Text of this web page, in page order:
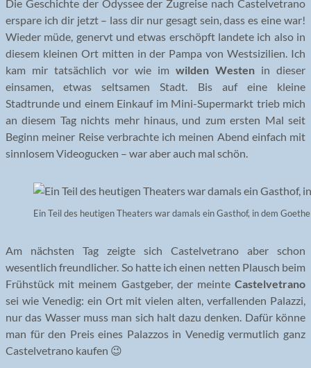
Die Geschichte der Odyssee der Zugreise nach Castelvetrano
erspare ich dir jetzt – lass dir nur gesagt sein, dass es eine war!
Wieder müde, genervt und etwas erschöpft landete ich also in
diesem kleinen Ort mitten in der Pampa von Westsizilien. Ich
kam mir tatsächlich vor wie im wilden Westen in dieser
einsamen, etwas seltsamen Stadt. Bis auf eine kleine
Stadtrunde und einem Einkauf im Mini-Supermarkt trieb mich
an diesem Tag nichts mehr hinaus, und zum ersten Mal seit
Beginn meiner Reise verbrachte ich meinen Abend einfach mit
sinnlosem Videogucken – war aber auch mal schön.
Ein Teil des heutigen Theaters war damals ein Gasthof, in dem
Am nächsten Tag zeigte sich Castelvetrano aber schon
wesentlich freundlicher. So hatte ich einen netten Plausch beim
Frühstück mit meinem Gastgeber, der meinte Castelvetrano
sei wie Venedig: ein Ort mit vielen alten, verfallenden Palazzi,
nur das Wasser muss man sich halt dazu denken. Dafür könne
man für den Preis eines Palazzos in Venedig vermutlich ganz
Castelvetrano kaufen 😉